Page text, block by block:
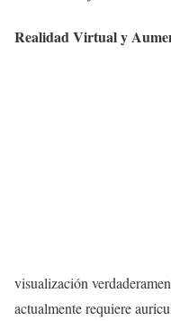
Realidad Virtual y
visualización
actualmente requiere